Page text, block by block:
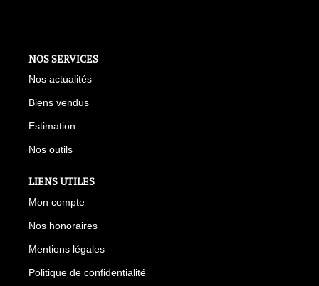
NOS SERVICES
Nos actualités
Biens vendus
Estimation
Nos outils
LIENS UTILES
Mon compte
Nos honoraires
Mentions légales
Politique de confidentialité